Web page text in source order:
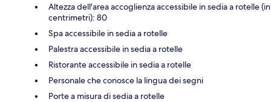
Altezza dell'area accoglienza accessibile in sedia a rotelle (in
centrimetri): 80
Spa accessibile in sedia a rotelle
Palestra accessibile in sedia a rotelle
Ristorante accessibile in sedia a rotelle
Personale che conosce la lingua dei segni
Porte a misura di sedia a rotelle